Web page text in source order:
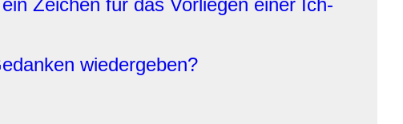
Zeichen für das Vorliegen einer Ich-
wiedergeben?